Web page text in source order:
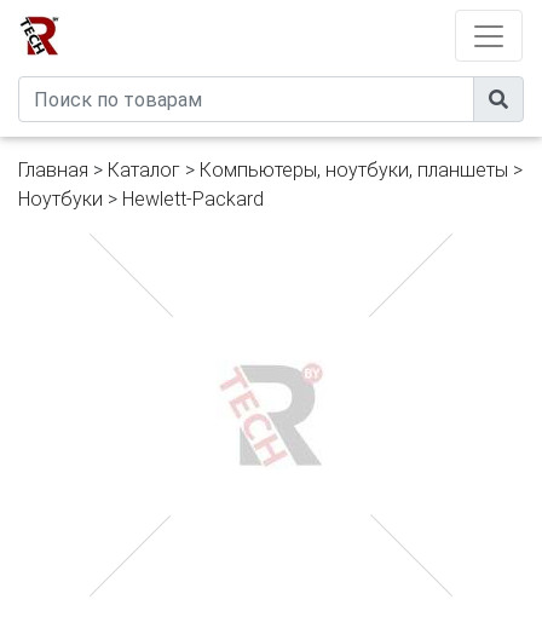
Главная > Каталог > Компьютеры, ноутбуки, планшеты >
Ноутбуки > Hewlett-Packard